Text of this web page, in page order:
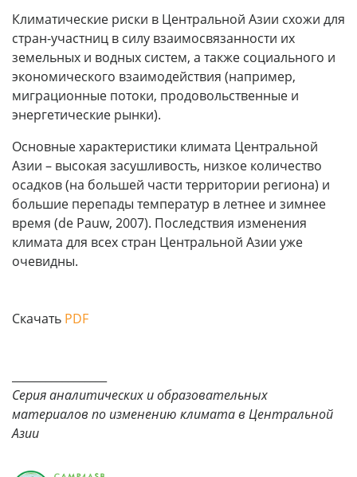
Климатические риски в Центральной Азии схожи для
стран-участниц в силу взаимосвязанности их
земельных и водных систем, а также социального и
экономического взаимодействия (например,
миграционные потоки, продовольственные и
энергетические рынки).
Основные характеристики климата Центральной
Азии – высокая засушливость, низкое количество
осадков (на большей части территории региона) и
большие перепады температур в летнее и зимнее
время (de Pauw, 2007). Последствия изменения
климата для всех стран Центральной Азии уже
очевидны.
Скачать PDF
Серия аналитических и образовательных
материалов по изменению климата в Центральной
Азии